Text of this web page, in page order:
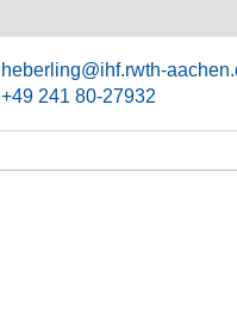
heberling@ihf.rwth-
+49 241 80-27932